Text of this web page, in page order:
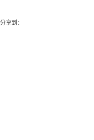
分享到：